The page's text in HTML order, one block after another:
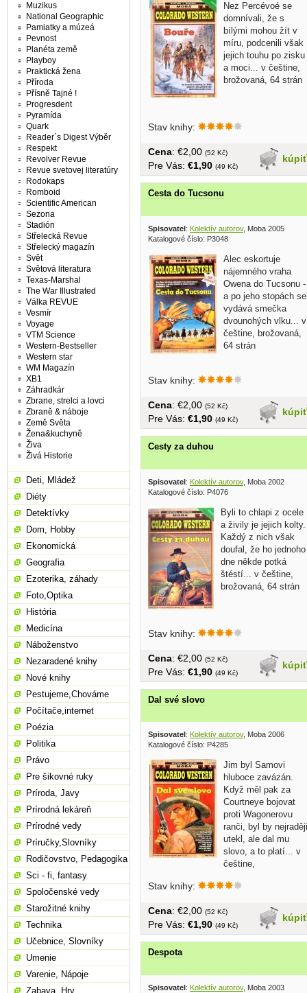
Nez Percévoé se
domnívali, že s
bílými mohou žít v
míru, podcenili však
jejich touhu po zisku
a moci... v češtine,
brožovaná, 64 strán
Stav knihy:
kúpiť
Cena: €2,00 (52 Kč)
Pre Vás: €1,90 (49 Kč)
Cesta do Tucsonu
Spisovatel: Kolektív autorov, Moba 2005
Katalogové číslo: P3048
Alec eskortuje
nájemného vraha
Owena do Tucsonu -
a po jeho stopách se
vydává smečka
dvounohých vlku... v
češtine, brožovaná,
64 strán
Stav knihy:
kúpiť
Cena: €2,00 (52 Kč)
Pre Vás: €1,90 (49 Kč)
Cesty za duhou
Spisovatel: Kolektív autorov, Moba 2002
Katalogové číslo: P4076
Byli to chlapi z ocele
a živily je jejich kolty.
Každý z nich však
doufal, že ho jednoho
dne někde potká
štéstí... v češtine,
brožovaná, 64 strán
Stav knihy:
kúpiť
Cena: €2,00 (52 Kč)
Pre Vás: €1,90 (49 Kč)
Dal své slovo
Spisovatel : Kolektív autorov, Moba 2006
Katalogové číslo: P4285
Jim byl Samovi
hluboce zavázán.
Když měl pak za
Courtneye bojovat
proti Wagonerovu
ranči, byl by nejraději
utekl, ale dal mu
slovo, a to platí... v
češtine,
Stav knihy:
kúpiť
Cena: €2,00 (52 Kč)
Pre Vás: €1,90 (49 Kč)
Despota
Spisovatel: Kolektív autorov, Moba 2003
Muzikus
National Geographic
Pamiatky a múzeá
Pevnost
Planéta země
Playboy
Praktická žena
Příroda
Přísně Tajné !
Progresdent
Pyramída
Quark
Reader´s Digest Výběr
Respekt
Revolver Revue
Revue svetovej literatúry
Rodokaps
Romboid
Scientific American
Sezona
Stadión
Střelecká Revue
Střelecký magazín
Svět
Světová literatura
Texas-Marshal
The War Illustrated
Válka REVUE
Vesmír
Voyage
VTM Science
Western-Bestseller
Western star
WM Magazín
XB1
Záhradkár
Zbrane, strelci a lovci
Zbraně & náboje
Země Světa
Žena&kuchyně
Živa
Živá Historie
Deti, Mládež
Diéty
Detektívky
Dom, Hobby
Ekonomická
Geografia
Ezoterika, záhady
Foto,Optika
História
Medicína
Náboženstvo
Nezaradené knihy
Nové knihy
Pestujeme,Chováme
Počítače,internet
Poézia
Politika
Právo
Pre šikovné ruky
Príroda, Javy
Prírodná lekáreň
Prírodné vedy
Príručky,Slovníky
Rodičovstvo, Pedagogika
Sci - fi, fantasy
Spoločenské vedy
Starožitné knihy
Technika
Učebnice, Slovníky
Umenie
Varenie, Nápoje
Zabava, Hry